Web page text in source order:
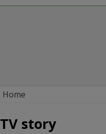
Home
LA SINGULAR ȘI LA PLURAL
TV story